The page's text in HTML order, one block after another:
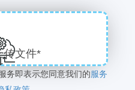
传文件*
务即表示您同意我们的服务